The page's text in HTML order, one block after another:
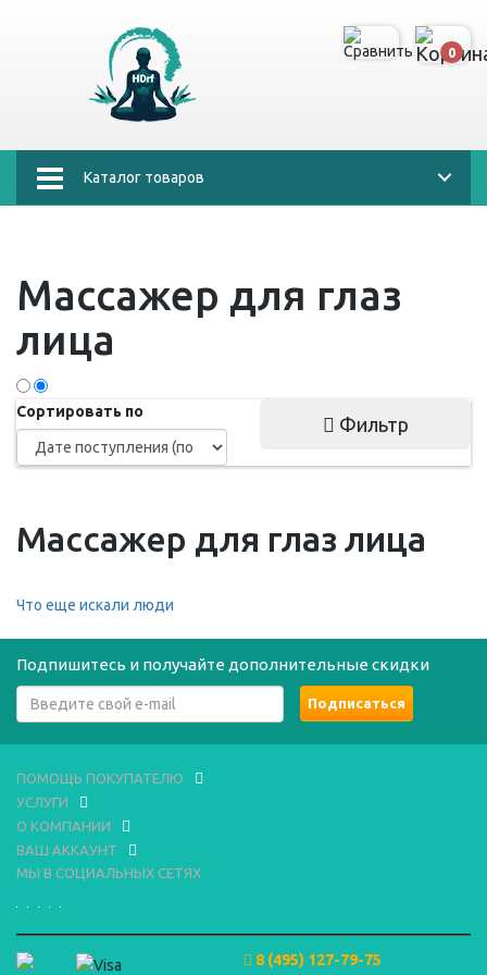
0
Каталог товаров
Массажер для глаз
лица
Сортировать по
Фильтр
Массажер для глаз лица
Что еще искали люди
Подпишитесь и получайте дополнительные скидки
ПОМОЩЬ ПОКУПАТЕЛЮ
УСЛУГИ
О КОМПАНИИ
ВАШ АККАУНТ
МЫ В СОЦИАЛЬНЫХ СЕТЯХ
8 (495) 127-79-75